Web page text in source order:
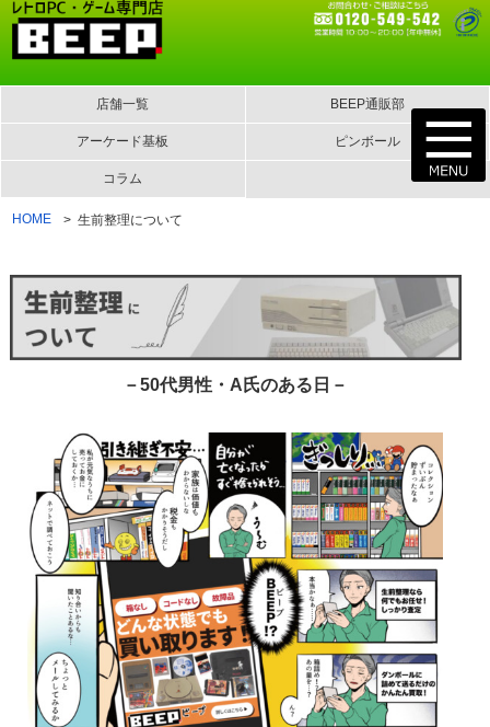
店舗一覧 BEEP通販部
アーケード基板 ピンボール
コラム
HOME 生前整理について
－50代男性・A氏のある日－